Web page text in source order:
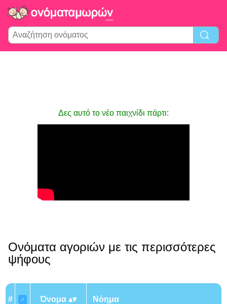
Δες αυτό το νέο παιχνίδι πάρτι:
Ονόματα αγοριών με τις περισσότερες
ψήφους
# ♂ Όνομα Νόημα